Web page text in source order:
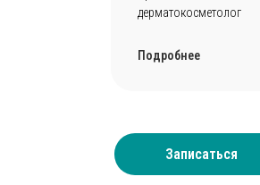
дерматокосметолог
Подробнее
Записаться